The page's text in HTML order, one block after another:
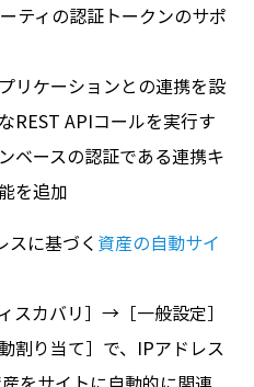
ティの認証トークンのサポ
リケーションとの連携を設
REST APIコールを実行す
ベースの認証である連携キ
を追加
スに基づく 資産の自動サイ
スカバリ］→［一般設定］
割り当て］で、IPアドレス